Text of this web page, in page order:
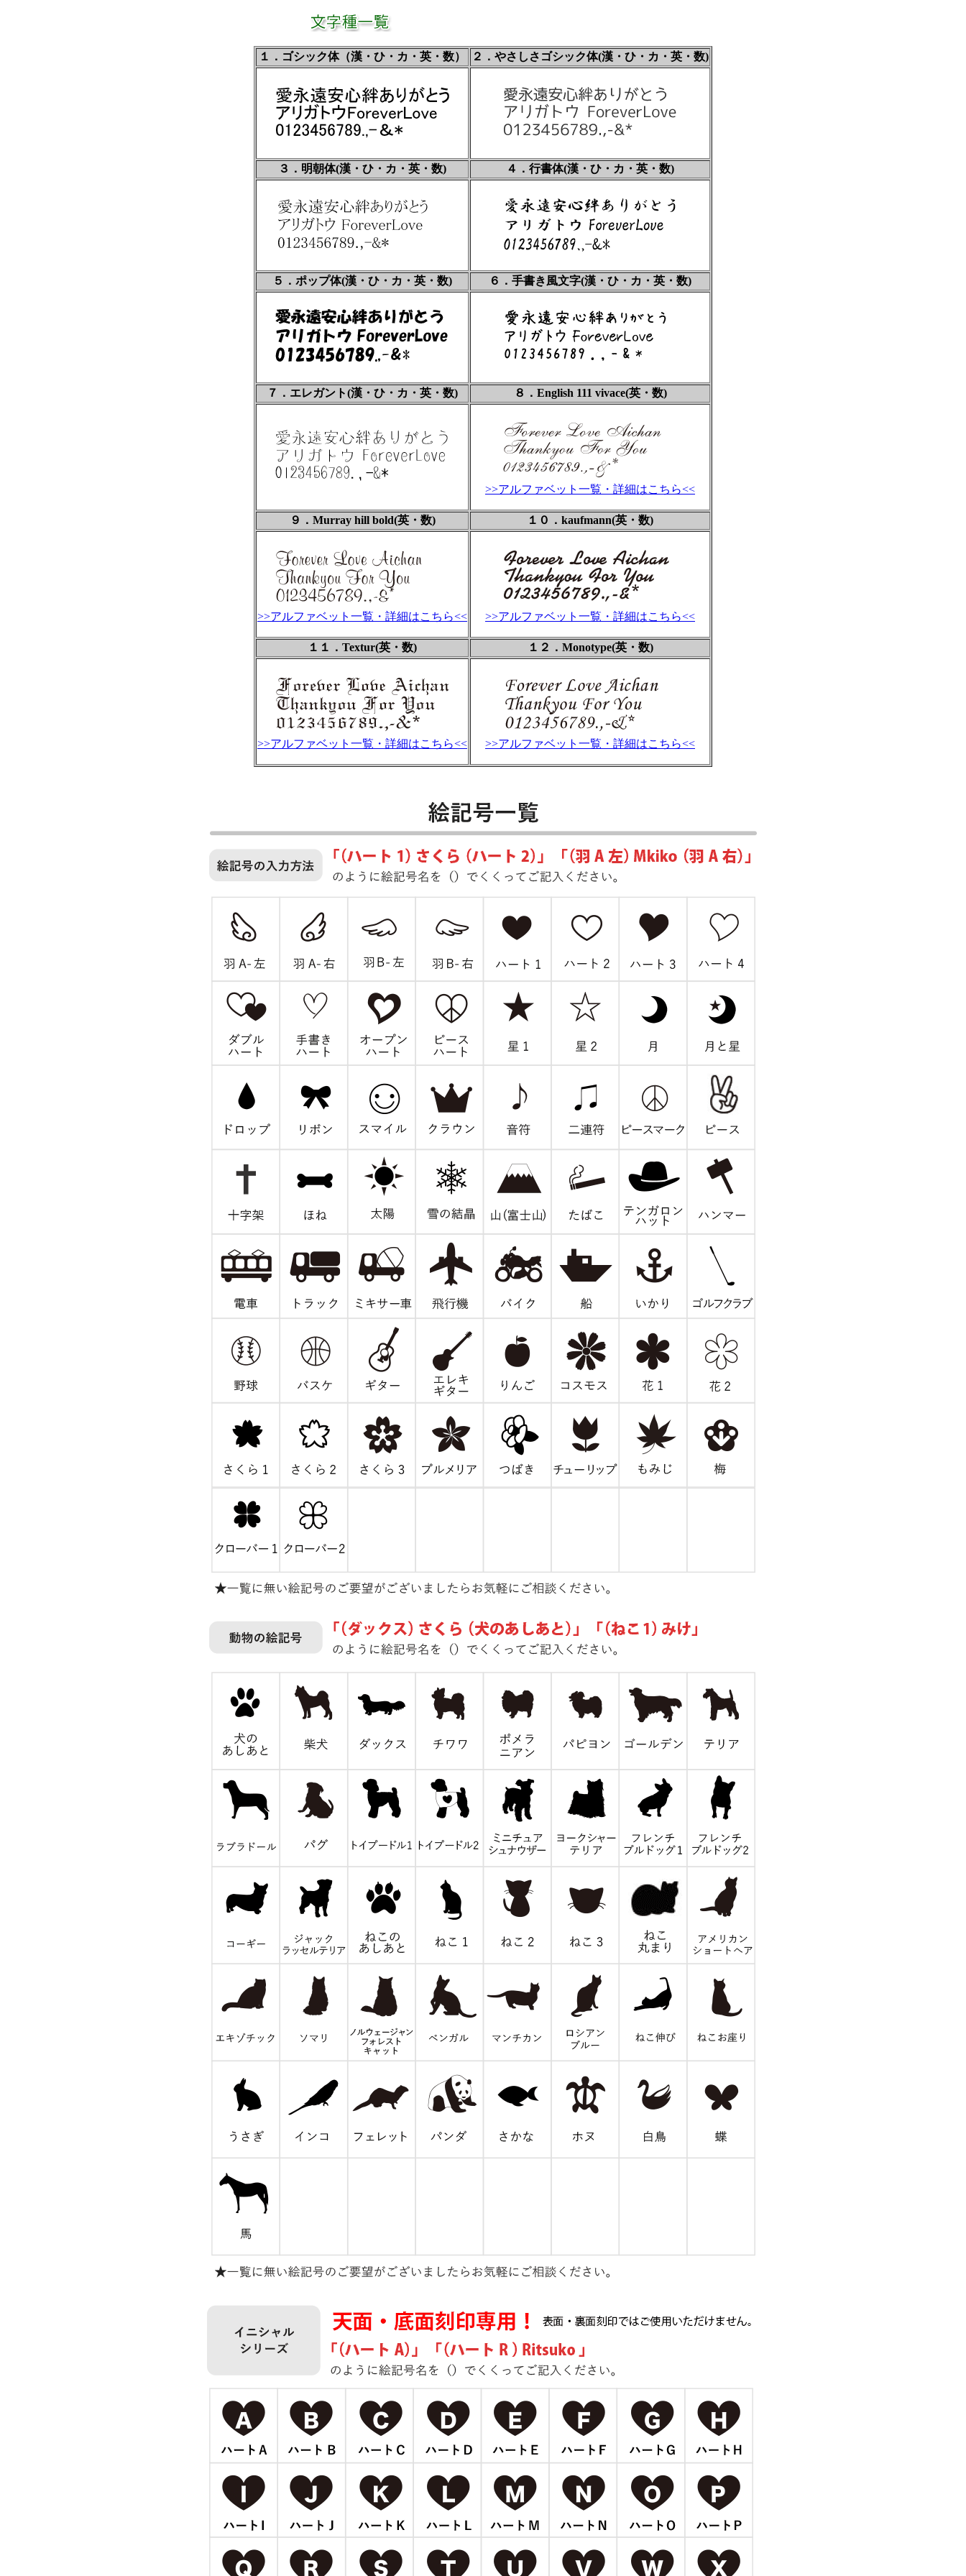
１．ゴシック体（漢・ひ・カ・英・数） ２．やさしさゴシック体(漢・ひ・カ・英・数)
３．明朝体(漢・ひ・カ・英・数) ４．行書体(漢・ひ・カ・英・数)
５．ポップ体(漢・ひ・カ・英・数) ６．手書き風文字(漢・ひ・カ・英・数)
７．エレガント(漢・ひ・カ・英・数) ８．English 111 vivace(英・数)
>>アルファベット一覧・詳細はこちら<<
９．Murray hill bold(英・数) １０．kaufmann(英・数)
>>アルファベット一覧・詳細はこちら<< >>アルファベット一覧・詳細はこちら<<
１１．Textur(英・数) １２．Monotype(英・数)
>>アルファベット一覧・詳細はこちら<< >>アルファベット一覧・詳細はこちら<<